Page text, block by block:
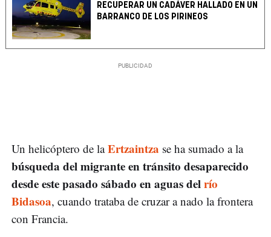
RECUPERAR UN CADÁVER HALLADO EN UN
BARRANCO DE LOS PIRINEOS
Un helicóptero de laErtzaintza se ha sumado a la
búsqueda del migrante en tránsito desaparecido
desde este pasado sábado en aguas delrío
Bidasoa, cuando trataba de cruzar a nado la frontera
con Francia.